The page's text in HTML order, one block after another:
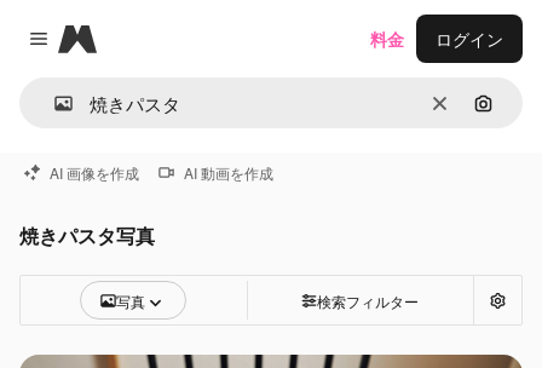
Close menu
Magnific
消去 画像で
料金 ログイン
AI 画像を作成 AI 動画を作成
焼きパスタ写真
写真 検索フィルター